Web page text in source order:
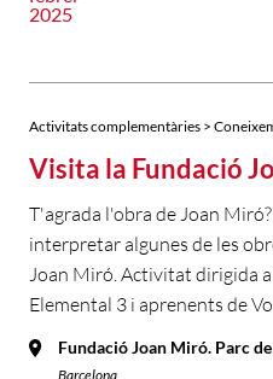
2025
Activitats complementàries >
Visita la Fundació
T'agrada l'obra de Joan
interpretar algunes de les
Joan Miró. Activitat dirigida a
Elemental 3 i aprenents de
Fundació Joan Miró. Parc
Barcelona